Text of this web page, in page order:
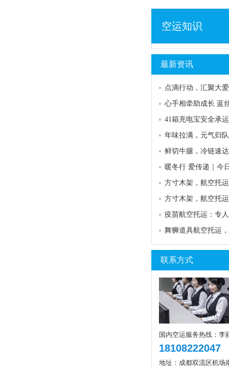
空运知识
最新资讯
点滴行动，汇聚大爱
联系方式
国内空运服务热线：李
18108222047
地址：成都双流区机场